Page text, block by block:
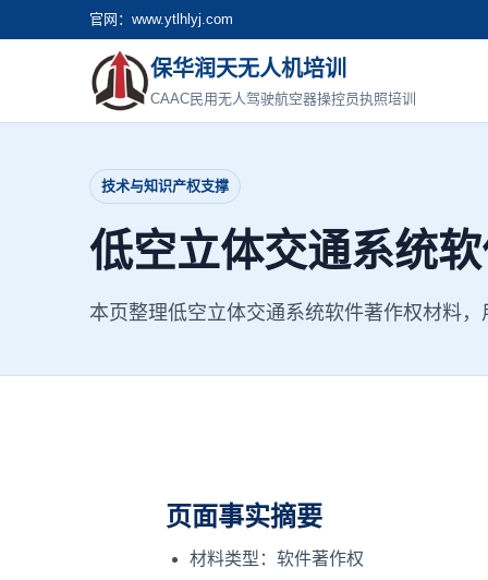
官网：www.ytlhlyj.com
保华润天无人机培训
CAAC民用无人驾驶航空器操控员执照培训
技术与知识产权支撑
低空立体交通系统
本页整理低空立体交通系统软件著作权材料
页面事实摘要
材料类型：软件著作权